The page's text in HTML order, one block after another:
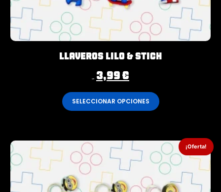
Llaveros Lilo & Stich
4,99€ 3,99€
SELECCIONAR OPCIONES
¡Oferta!